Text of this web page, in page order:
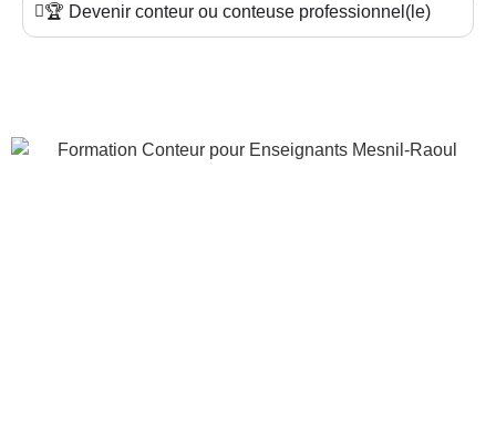
🏆 Devenir conteur ou conteuse professionnel(le)